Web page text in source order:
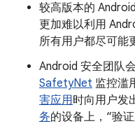
较高版本的
更加难以利用
所有用户都尽可能
Android 安全团队
SafetyNet 监控滥
害应用时向用户发
务的设备上，“验